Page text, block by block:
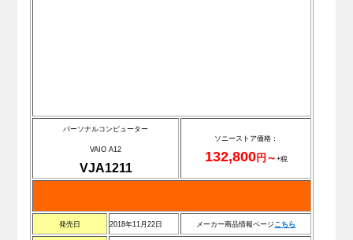
パーソナルコンピューター
VAIO A12
VJA1211
ソニーストア価格：
132,800円～ +税
発売日 2018年11月22日 メーカー商品情報ページこちら